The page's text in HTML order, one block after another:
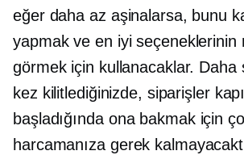
eğer daha az aşinalarsa, bunu
yapmak ve en iyi seçeneklerinin
görmek için kullanacaklar. Daha
kez kilitlediğinizde, siparişler
başladığında ona bakmak için
harcamanıza gerek